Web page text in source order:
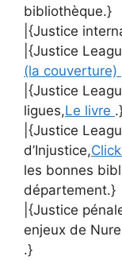
bibliothèque.}
|{Justice
|{Justice
(la couverture)
|{Justice
ligues,Le livre
|{Justice
d’Injustice,
les bonnes
département.}
|{Justice
enjeux de
.}